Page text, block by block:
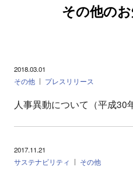
その他の
2018.03.01
その他
プレスリリース
人事異動について（平成30
2017.11.21
サステナビリティ
その他